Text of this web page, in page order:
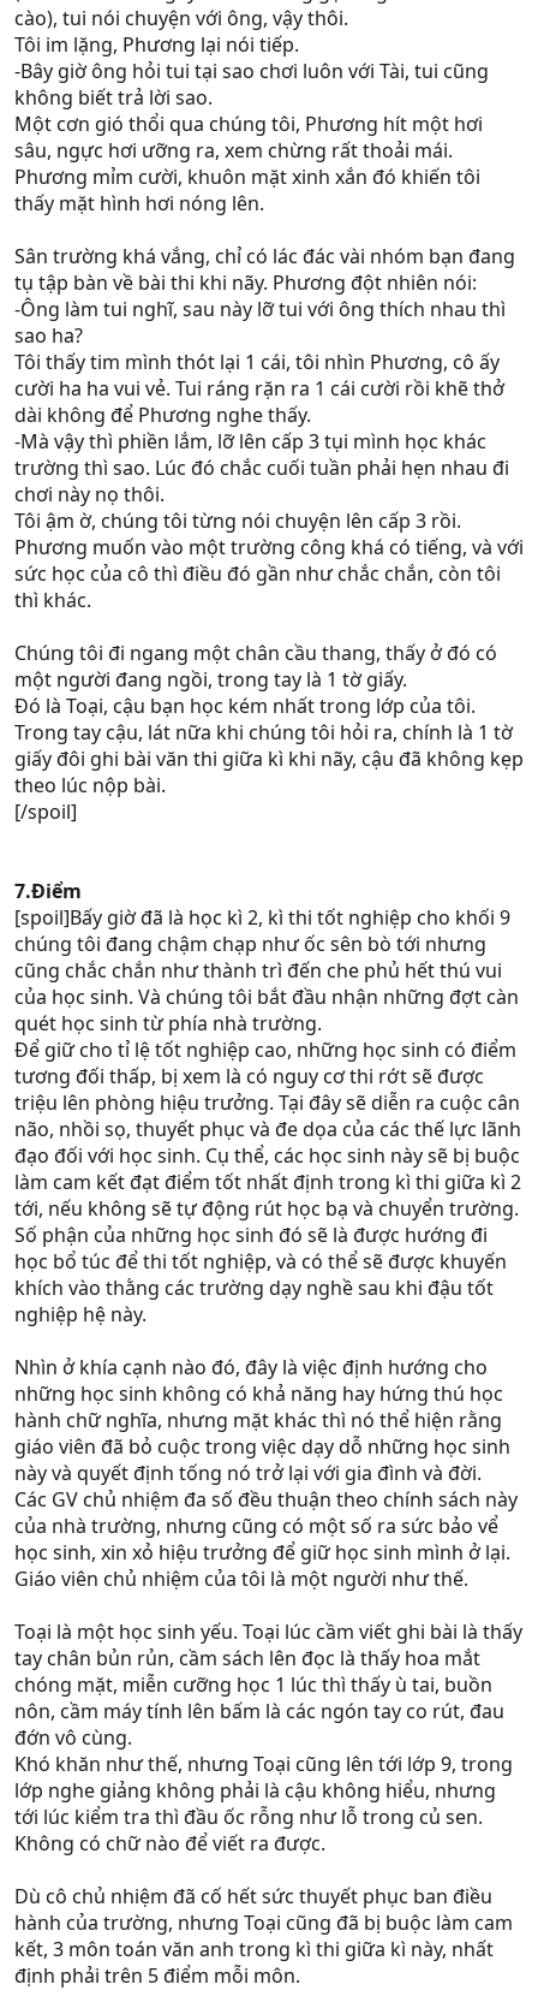
cào), tui nói chuyện với ông, vậy thôi.
Tôi im lặng, Phương lại nói tiếp.
-Bây giờ ông hỏi tui tại sao chơi luôn với Tài, tui cũng
không biết trả lời sao.
Một cơn gió thổi qua chúng tôi, Phương hít một hơi
sâu, ngực hơi ưỡng ra, xem chừng rất thoải mái.
Phương mỉm cười, khuôn mặt xinh xắn đó khiến tôi
thấy mặt hình hơi nóng lên.
Sân trường khá vắng, chỉ có lác đác vài nhóm bạn đang
tụ tập bàn về bài thi khi nãy. Phương đột nhiên nói:
-Ông làm tui nghĩ, sau này lỡ tui với ông thích nhau thì
sao ha?
Tôi thấy tim mình thót lại 1 cái, tôi nhìn Phương, cô ấy
cười ha ha vui vẻ. Tui ráng rặn ra 1 cái cười rồi khẽ thở
dài không để Phương nghe thấy.
-Mà vậy thì phiền lắm, lỡ lên cấp 3 tụi mình học khác
trường thì sao. Lúc đó chắc cuối tuần phải hẹn nhau đi
chơi này nọ thôi.
Tôi ậm ờ, chúng tôi từng nói chuyện lên cấp 3 rồi.
Phương muốn vào một trường công khá có tiếng, và với
sức học của cô thì điều đó gần như chắc chắn, còn tôi
thì khác.
Chúng tôi đi ngang một chân cầu thang, thấy ở đó có
một người đang ngồi, trong tay là 1 tờ giấy.
Đó là Toại, cậu bạn học kém nhất trong lớp của tôi.
Trong tay cậu, lát nữa khi chúng tôi hỏi ra, chính là 1 tờ
giấy đôi ghi bài văn thi giữa kì khi nãy, cậu đã không kẹp
theo lúc nộp bài.
[/spoil]
7.Điểm
[spoil]Bấy giờ đã là học kì 2, kì thi tốt nghiệp cho khối 9
chúng tôi đang chậm chạp như ốc sên bò tới nhưng
cũng chắc chắn như thành trì đến che phủ hết thú vui
của học sinh. Và chúng tôi bắt đầu nhận những đợt càn
quét học sinh từ phía nhà trường.
Để giữ cho tỉ lệ tốt nghiệp cao, những học sinh có điểm
tương đối thấp, bị xem là có nguy cơ thi rớt sẽ được
triệu lên phòng hiệu trưởng. Tại đây sẽ diễn ra cuộc cân
não, nhồi sọ, thuyết phục và đe dọa của các thế lực lãnh
đạo đối với học sinh. Cụ thể, các học sinh này sẽ bị buộc
làm cam kết đạt điểm tốt nhất định trong kì thi giữa kì 2
tới, nếu không sẽ tự động rút học bạ và chuyển trường.
Số phận của những học sinh đó sẽ là được hướng đi
học bổ túc để thi tốt nghiệp, và có thể sẽ được khuyến
khích vào thằng các trường dạy nghề sau khi đậu tốt
nghiệp hệ này.
Nhìn ở khía cạnh nào đó, đây là việc định hướng cho
những học sinh không có khả năng hay hứng thú học
hành chữ nghĩa, nhưng mặt khác thì nó thể hiện rằng
giáo viên đã bỏ cuộc trong việc dạy dỗ những học sinh
này và quyết định tống nó trở lại với gia đình và đời.
Các GV chủ nhiệm đa số đều thuận theo chính sách này
của nhà trường, nhưng cũng có một số ra sức bảo vể
học sinh, xin xỏ hiệu trưởng để giữ học sinh mình ở lại.
Giáo viên chủ nhiệm của tôi là một người như thế.
Toại là một học sinh yếu. Toại lúc cầm viết ghi bài là thấy
tay chân bủn rủn, cầm sách lên đọc là thấy hoa mắt
chóng mặt, miễn cưỡng học 1 lúc thì thấy ù tai, buồn
nôn, cầm máy tính lên bấm là các ngón tay co rút, đau
đớn vô cùng.
Khó khăn như thế, nhưng Toại cũng lên tới lớp 9, trong
lớp nghe giảng không phải là cậu không hiểu, nhưng
tới lúc kiểm tra thì đầu ốc rỗng như lỗ trong củ sen.
Không có chữ nào để viết ra được.
Dù cô chủ nhiệm đã cố hết sức thuyết phục ban điều
hành của trường, nhưng Toại cũng đã bị buộc làm cam
kết, 3 môn toán văn anh trong kì thi giữa kì này, nhất
định phải trên 5 điểm mỗi môn.